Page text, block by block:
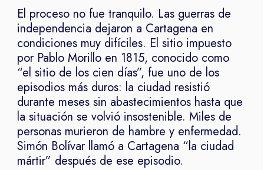
El proceso no fue tranquilo. Las guerras de
independencia dejaron a Cartagena en
condiciones muy difíciles. El sitio impuesto
por Pablo Morillo en 1815, conocido como
“el sitio de los cien días”, fue uno de los
episodios más duros: la ciudad resistió
durante meses sin abastecimientos hasta que
la situación se volvió insostenible. Miles de
personas murieron de hambre y enfermedad.
Simón Bolívar llamó a Cartagena “la ciudad
mártir” después de ese episodio.